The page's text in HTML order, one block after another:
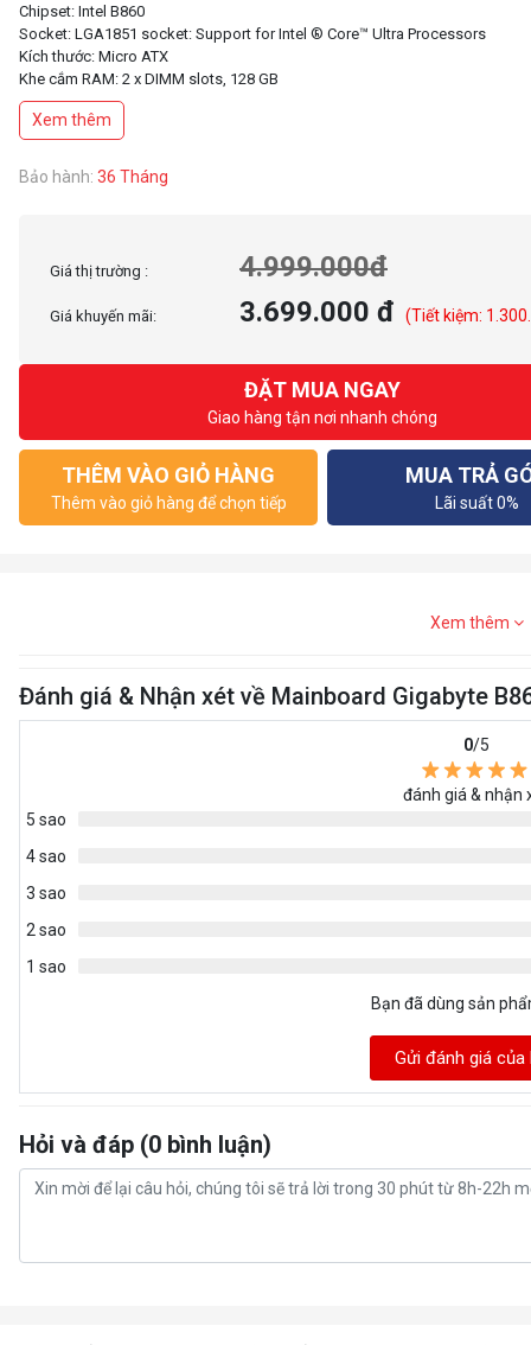
Chipset: Intel B860
Socket: LGA1851 socket: Support for Intel ® Core™ Ultra Processors
Kích thước: Micro ATX
Khe cắm RAM: 2 x DIMM slots, 128 GB
Khe cắm mở rộng: 1 x PCI Express x16 slot, supporting PCIe 5.0 and running
(PCIEX16), 1 x PCI Express x16 slot, supporting PCIe 4.0 and running at x4
Xem thêm
Bảo hành: 36 Tháng
Giá thị trường : 4.999.000đ
Giá khuyến mãi: 3.699.000 đ (Tiết kiệm:
ĐẶT MUA NGAY
Giao hàng tận nơi nhanh chóng
THÊM VÀO GIỎ HÀNG
Thêm vào giỏ hàng để chọn tiếp
MUA TRẢ
Lãi suất 0%
Xem thêm
Đánh giá & Nhận xét về Mainboard Gigabyte
0/5
đánh giá & nhận
5 sao
4 sao
3 sao
2 sao
1 sao
Bạn đã dùng sản
Gửi đánh giá của
Hỏi và đáp (0 bình luận)